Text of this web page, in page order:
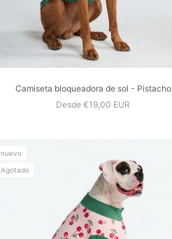
Camiseta bloqueadora de sol - Pistacho
Desde €19,00 EUR
nuevo
Agotado